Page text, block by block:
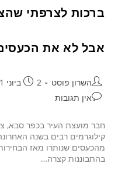
ברכות לצרפתי
אבל לא את
השרון פוסט 2 ביוני 2021
אין תגובות
חבר מועצת העיר בכפר סבא,
קילוגרמים רבים בשנה
מהכעסים שנותרו מאז
בהתבוננות קצרה…